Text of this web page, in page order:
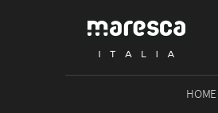
HOME